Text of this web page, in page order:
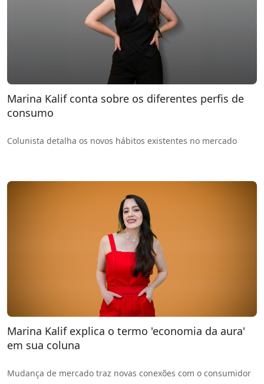
Marina Kalif conta sobre os diferentes perfis de
consumo
Colunista detalha os novos hábitos existentes no mercado
Marina Kalif explica o termo 'economia da aura'
em sua coluna
Mudança de mercado traz novas conexões com o consumidor